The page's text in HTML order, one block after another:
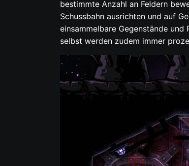
bestimmte Anzahl an Feldern
Schussbahn ausrichten und auf
einsammelbare Gegenstände
selbst werden zudem immer